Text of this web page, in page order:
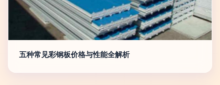
五种常见彩钢板价格与性能全解析